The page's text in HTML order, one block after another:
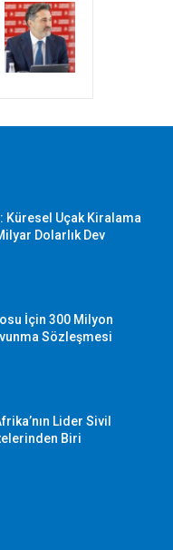
Küresel Uçak Kiralama
Dolarlık Dev
İçin 300 Milyon
Sözleşmesi
Lider Sivil
Biri